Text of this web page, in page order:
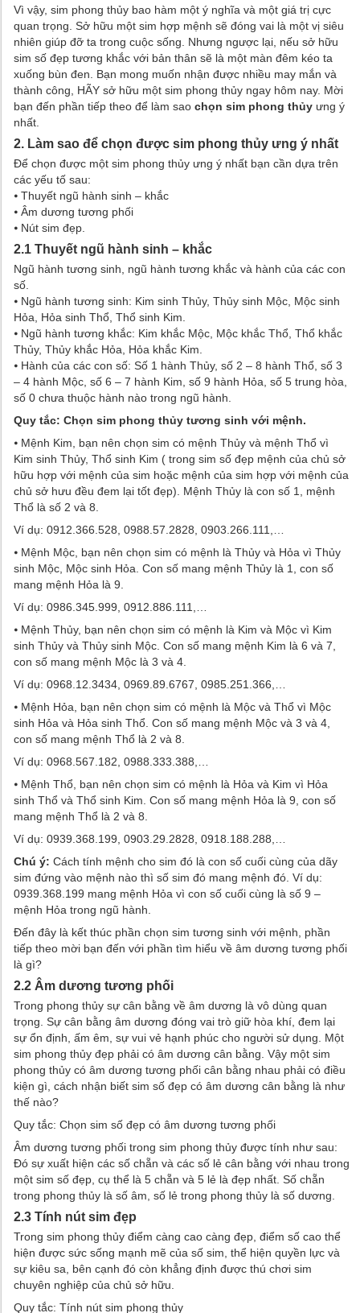
Vì vậy, sim phong thủy bao hàm một ý nghĩa và một giá trị cực
quan trọng. Sở hữu một sim hợp mệnh sẽ đóng vai là một vị siêu
nhiên giúp đỡ ta trong cuộc sống. Nhưng ngược lại, nếu sở hữu
sim số đẹp tương khắc với bản thân sẽ là một màn đêm kéo ta
xuống bùn đen. Bạn mong muốn nhận được nhiều may mắn và
thành công, HÃY sở hữu một sim phong thủy ngay hôm nay. Mời
bạn đến phần tiếp theo để làm sao chọn sim phong thủy ưng ý
nhất.
2. Làm sao để chọn được sim phong thủy ưng ý nhất
Để chọn được một sim phong thủy ưng ý nhất bạn cần dựa trên
các yếu tố sau:
⦁ Thuyết ngũ hành sinh – khắc
⦁ Âm dương tương phối
⦁ Nút sim đẹp.
2.1 Thuyết ngũ hành sinh – khắc
Ngũ hành tương sinh, ngũ hành tương khắc và hành của các con
số.
⦁ Ngũ hành tương sinh: Kim sinh Thủy, Thủy sinh Mộc, Mộc sinh
Hỏa, Hỏa sinh Thổ, Thổ sinh Kim.
⦁ Ngũ hành tương khắc: Kim khắc Mộc, Mộc khắc Thổ, Thổ khắc
Thủy, Thủy khắc Hỏa, Hỏa khắc Kim.
⦁ Hành của các con số: Số 1 hành Thủy, số 2 – 8 hành Thổ, số 3
– 4 hành Mộc, số 6 – 7 hành Kim, số 9 hành Hỏa, số 5 trung hòa,
số 0 chưa thuộc hành nào trong ngũ hành.
Quy tắc: Chọn sim phong thủy tương sinh với mệnh.
⦁ Mệnh Kim, bạn nên chọn sim có mệnh Thủy và mệnh Thổ vì
Kim sinh Thủy, Thổ sinh Kim ( trong sim số đẹp mệnh của chủ sở
hữu hợp với mệnh của sim hoặc mệnh của sim hợp với mệnh của
chủ sở hưu đều đem lại tốt đẹp). Mệnh Thủy là con số 1, mệnh
Thổ là số 2 và 8.
Ví dụ: 0912.366.528, 0988.57.2828, 0903.266.111,…
⦁ Mệnh Mộc, bạn nên chọn sim có mệnh là Thủy và Hỏa vì Thủy
sinh Mộc, Mộc sinh Hỏa. Con số mang mệnh Thủy là 1, con số
mang mệnh Hỏa là 9.
Ví dụ: 0986.345.999, 0912.886.111,…
⦁ Mệnh Thủy, bạn nên chọn sim có mệnh là Kim và Mộc vì Kim
sinh Thủy và Thủy sinh Mộc. Con số mang mệnh Kim là 6 và 7,
con số mang mệnh Mộc là 3 và 4.
Ví dụ: 0968.12.3434, 0969.89.6767, 0985.251.366,…
⦁ Mệnh Hỏa, bạn nên chọn sim có mệnh là Mộc và Thổ vì Mộc
sinh Hỏa và Hỏa sinh Thổ. Con số mang mệnh Mộc và 3 và 4,
con số mang mệnh Thổ là 2 và 8.
Ví dụ: 0968.567.182, 0988.333.388,…
⦁ Mệnh Thổ, bạn nên chọn sim có mệnh là Hỏa và Kim vì Hỏa
sinh Thổ và Thổ sinh Kim. Con số mang mệnh Hỏa là 9, con số
mang mệnh Thổ là 2 và 8.
Ví dụ: 0939.368.199, 0903.29.2828, 0918.188.288,…
Chú ý: Cách tính mệnh cho sim đó là con số cuối cùng của dãy
sim đứng vào mệnh nào thì số sim đó mang mệnh đó. Ví dụ:
0939.368.199 mang mệnh Hỏa vì con số cuối cùng là số 9 –
mệnh Hỏa trong ngũ hành.
Đến đây là kết thúc phần chọn sim tương sinh với mệnh, phần
tiếp theo mời bạn đến với phần tìm hiểu về âm dương tương phối
là gì?
2.2 Âm dương tương phối
Trong phong thủy sự cân bằng về âm dương là vô dùng quan
trọng. Sự cân bằng âm dương đóng vai trò giữ hòa khí, đem lại
sự ổn định, ấm êm, sự vui vẻ hạnh phúc cho người sử dụng. Một
sim phong thủy đẹp phải có âm dương cân bằng. Vậy một sim
phong thủy có âm dương tương phối cân bằng nhau phải có điều
kiện gì, cách nhận biết sim số đẹp có âm dương cân bằng là như
thế nào?
Quy tắc: Chọn sim số đẹp có âm dương tương phối
Âm dương tương phối trong sim phong thủy được tính như sau:
Đó sự xuất hiện các số chẵn và các số lẻ cân bằng với nhau trong
một sim số đẹp, cụ thể là 5 chẵn và 5 lẻ là đẹp nhất. Số chẵn
trong phong thủy là số âm, số lẻ trong phong thủy là số dương.
2.3 Tính nút sim đẹp
Trong sim phong thủy điểm càng cao càng đẹp, điểm số cao thể
hiện được sức sống mạnh mẽ của số sim, thể hiện quyền lực và
sự kiêu sa, bên cạnh đó còn khẳng định được thú chơi sim
chuyên nghiệp của chủ sở hữu.
Quy tắc: Tính nút sim phong thủy